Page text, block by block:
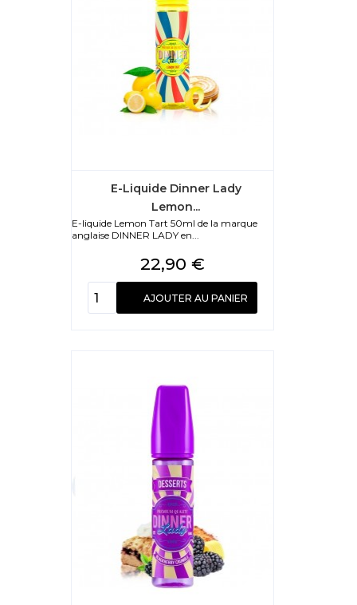
E-Liquide Dinner Lady
Lemon...
E-liquide Lemon Tart 50ml de la marque
anglaise DINNER LADY en...
Prix
22,90 €
AJOUTER AU PANIER